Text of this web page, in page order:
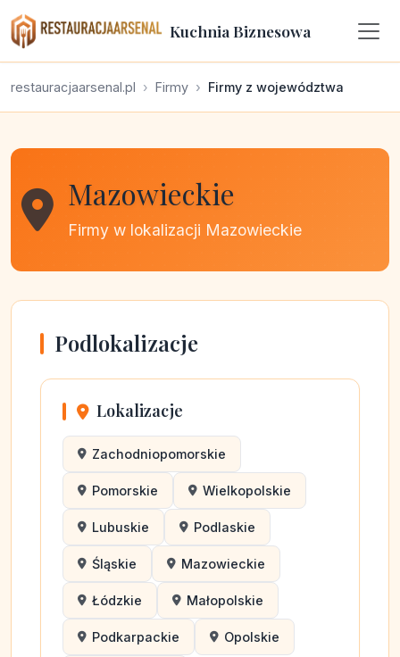
Kuchnia Biznesowa
restauracjaarsenal.pl Firmy Firmy z województwa
Mazowieckie
Firmy w lokalizacji Mazowieckie
Podlokalizacje
Lokalizacje
Zachodniopomorskie
Pomorskie Wielkopolskie
Lubuskie Podlaskie
Śląskie Mazowieckie
Łódzkie Małopolskie
Podkarpackie Opolskie